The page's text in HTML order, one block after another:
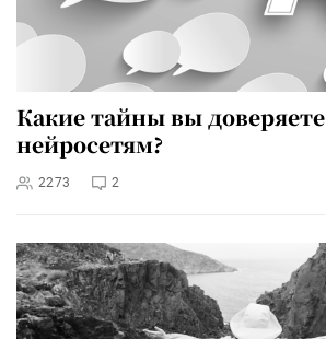
Какие тайны вы доверяете
нейросетям?
2273 2